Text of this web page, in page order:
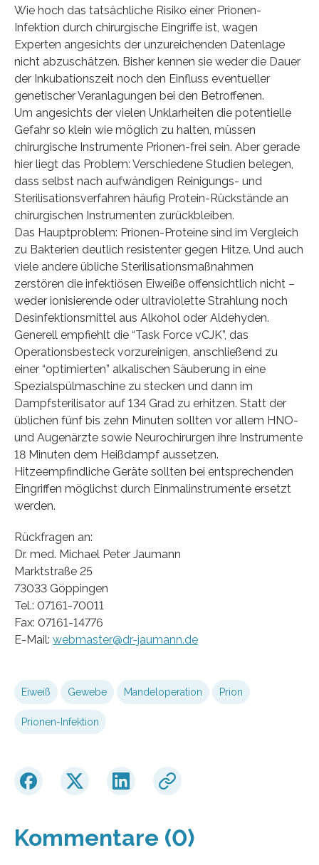
Wie hoch das tatsächliche Risiko einer Prionen-
Infektion durch chirurgische Eingriffe ist, wagen
Experten angesichts der unzureichenden Datenlage
nicht abzuschätzen. Bisher kennen sie weder die Dauer
der Inkubationszeit noch den Einfluss eventueller
genetischer Veranlagungen bei den Betroffenen.
Um angesichts der vielen Unklarheiten die potentielle
Gefahr so klein wie möglich zu halten, müssen
chirurgische Instrumente Prionen-frei sein. Aber gerade
hier liegt das Problem: Verschiedene Studien belegen,
dass selbst nach aufwändigen Reinigungs- und
Sterilisationsverfahren häufig Protein-Rückstände an
chirurgischen Instrumenten zurückbleiben.
Das Hauptproblem: Prionen-Proteine sind im Vergleich
zu Bakterien deutlich resistenter gegen Hitze. Und auch
viele andere übliche Sterilisationsmaßnahmen
zerstören die infektiösen Eiweiße offensichtlich nicht –
weder ionisierende oder ultraviolette Strahlung noch
Desinfektionsmittel aus Alkohol oder Aldehyden.
Generell empfiehlt die “Task Force vCJK”, das
Operationsbesteck vorzureinigen, anschließend zu
einer “optimierten” alkalischen Säuberung in eine
Spezialspülmaschine zu stecken und dann im
Dampfsterilisator auf 134 Grad zu erhitzen. Statt der
üblichen fünf bis zehn Minuten sollten vor allem HNO-
und Augenärzte sowie Neurochirurgen ihre Instrumente
18 Minuten dem Heißdampf aussetzen.
Hitzeempfindliche Geräte sollten bei entsprechenden
Eingriffen möglichst durch Einmalinstrumente ersetzt
werden.
Rückfragen an:
Dr. med. Michael Peter Jaumann
Marktstraße 25
73033 Göppingen
Tel.: 07161-70011
Fax: 07161-14776
E-Mail: webmaster@dr-jaumann.de
Eiweiß Gewebe Mandeloperation Prion
Prionen-Infektion
Kommentare (0)